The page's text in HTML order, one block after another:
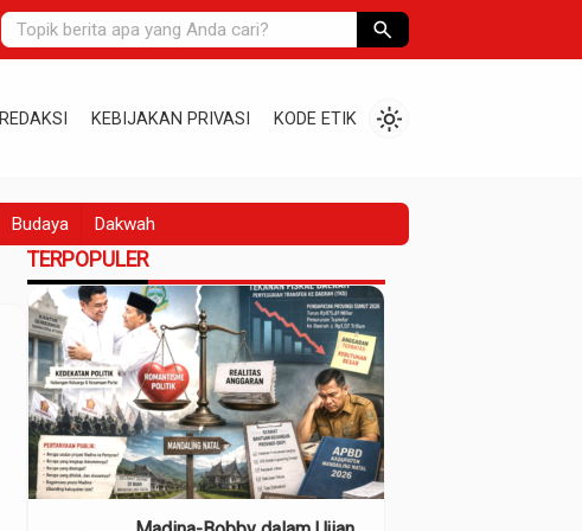
search
REDAKSI KEBIJAKAN PRIVASI KODE ETIK light_mode
Budaya Dakwah
TERPOPULER